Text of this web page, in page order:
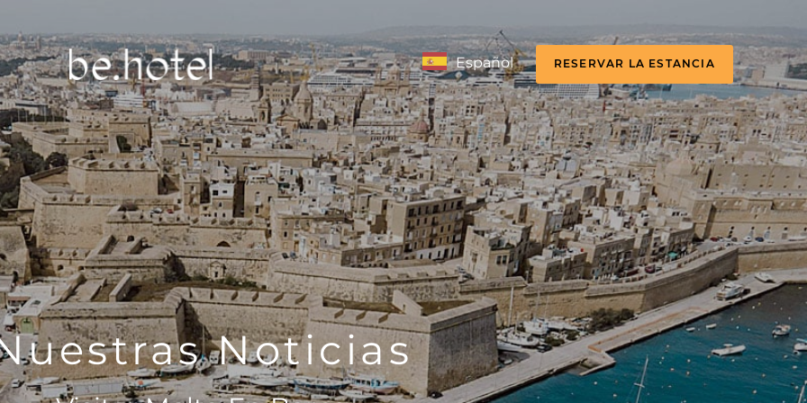
Español RESERVAR LA ESTANCIA
Noticias